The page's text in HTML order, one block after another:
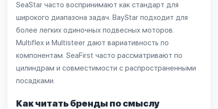
SeaStar часто воспринимают как стандарт для
широкого диапазона задач. BayStar подходит для
более легких одиночных подвесных моторов.
Multiflex и Multisteer дают вариативность по
компонентам. SeaFirst часто рассматривают по
цилиндрам и совместимости с распространенными
посадками.
Как читать бренды по смыслу